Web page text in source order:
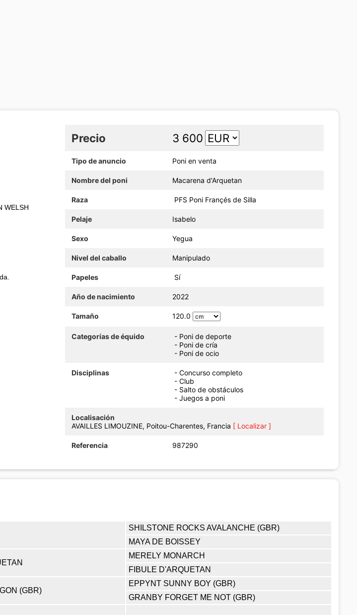
WELSH
Precio 3 600
Tipo de anuncio Poni en venta
Nombre del poni Macarena d'Arquetan
Raza PFS Poni Françés de Silla
Pelaje Isabelo
Sexo Yegua
Nivel del caballo Manipulado
Papeles Sí
Año de nacimiento 2022
Tamaño 120.0
Categorías de équido
- Poni de deporte
- Poni de cría
- Poni de ocio
Disciplinas
- Concurso completo
- Club
- Salto de obstáculos
- Juegos a poni
Localisación
AVAILLES LIMOUZINE, Poitou-Charentes, Francia [ Localizar ]
Referencia 987290
SHILSTONE ROCKS AVALANCHE (GBR)
MAYA DE BOISSEY
MERELY MONARCH
FIBULE D'ARQUETAN
(GBR)
EPPYNT SUNNY BOY (GBR)
GRANBY FORGET ME NOT (GBR)